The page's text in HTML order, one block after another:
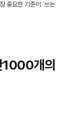
중요한 기준이 ‘쓰는
1000개의